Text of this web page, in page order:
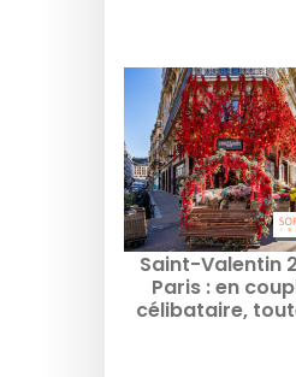
Saint-Valentin
Paris : en
célibataire,